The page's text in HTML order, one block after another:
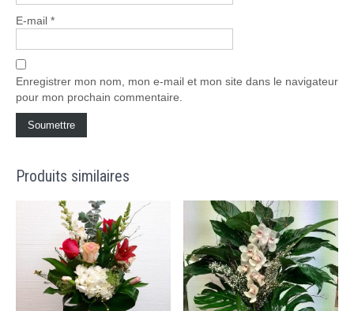
E-mail *
Enregistrer mon nom, mon e-mail et mon site dans le navigateur
pour mon prochain commentaire.
Produits similaires